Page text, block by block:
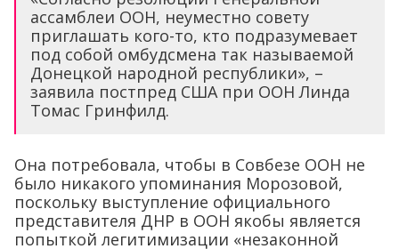
ассамблеи ООН, неуместно совету
приглашать кого-то, кто подразумевает
под собой омбудсмена так называемой
Донецкой народной республики», –
заявила постпред США при ООН Линда
Томас Гринфилд.
Она потребовала, чтобы в Совбезе ООН не
было никакого упоминания Морозовой,
поскольку выступление официального
представителя ДНР в ООН якобы является
попыткой легитимизации «незаконной